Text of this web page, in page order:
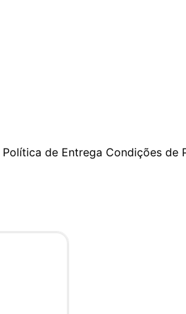
Política de Entrega Condições de